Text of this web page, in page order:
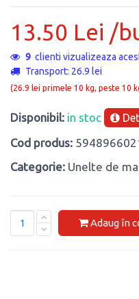
9 clienti vizualizeaza
Transport: 26.9 lei
(26.9 lei primele 10 kg, peste 10
Disponibil: in stoc
Cod produs:
Categorie: Unelte de
Adaug în